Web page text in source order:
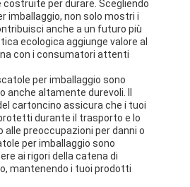
per durare. Scegliendo
imballaggio, non solo mostri i
anche a un futuro più
ecologica aggiunge valore al
con i consumatori attenti
per imballaggio sono
anche altamente durevoli. Il
cartoncino assicura che i tuoi
durante il trasporto e lo
alle preoccupazioni per danni o
per imballaggio sono
ai rigori della catena di
mantenendo i tuoi prodotti